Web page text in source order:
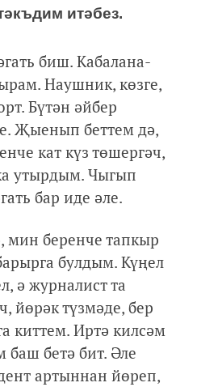
итәбез.
биш. Кабалана-
Наушник, көзге,
Бүтән әйбер
Җыенып беттем дә,
кат күз төшергәч,
утырдым. Чыгып
бар иде әле.
мин беренче тапкыр
булдым. Күңел
ә журналист та
йөрәк түзмәде, бер
киттем. Иртә килсәм
баш бетә бит. Әле
артыннан йөреп,